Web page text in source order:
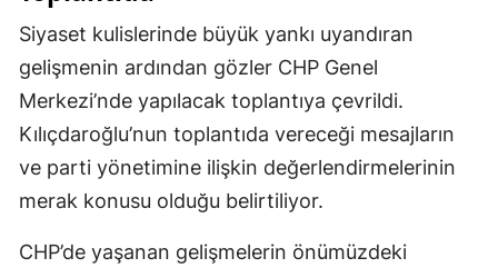
Siyaset kulislerinde büyük yankı uyandıran
gelişmenin ardından gözler CHP Genel
Merkezi’nde yapılacak toplantıya çevrildi.
Kılıçdaroğlu’nun toplantıda vereceği mesajların
ve parti yönetimine ilişkin değerlendirmelerinin
merak konusu olduğu belirtiliyor.
CHP’de yaşanan gelişmelerin önümüzdeki